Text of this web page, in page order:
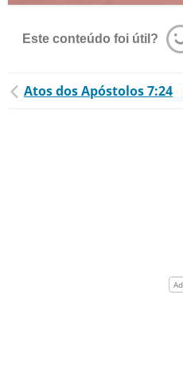
Este conteúdo foi útil?
Atos dos Apóstolos 7:24